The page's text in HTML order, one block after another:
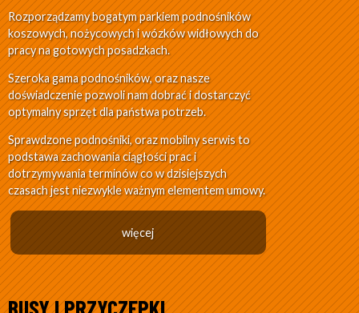
Rozporządzamy bogatym parkiem podnośników
koszowych, nożycowych i wózków widłowych do
pracy na gotowych posadzkach.
Szeroka gama podnośników, oraz nasze
doświadczenie pozwoli nam dobrać i dostarczyć
optymalny sprzęt dla państwa potrzeb.
Sprawdzone podnośniki, oraz mobilny serwis to
podstawa zachowania ciągłości prac i
dotrzymywania terminów co w dzisiejszych
czasach jest niezwykle ważnym elementem umowy.
więcej